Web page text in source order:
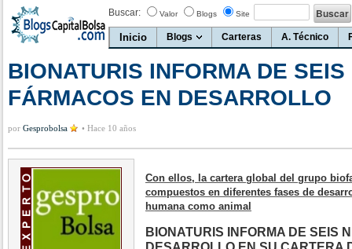
Buscar: Valor Blogs Site
Inicio Blogs Carteras A. Técnico
BIONATURIS INFORMA DE SEIS
FÁRMACOS EN DESARROLLO
por Gesprobolsa • Hace 10 años
Con ellos, la cartera global del grupo
compuestos en diferentes fases de
humana como animal
BIONATURIS INFORMA DE SEIS